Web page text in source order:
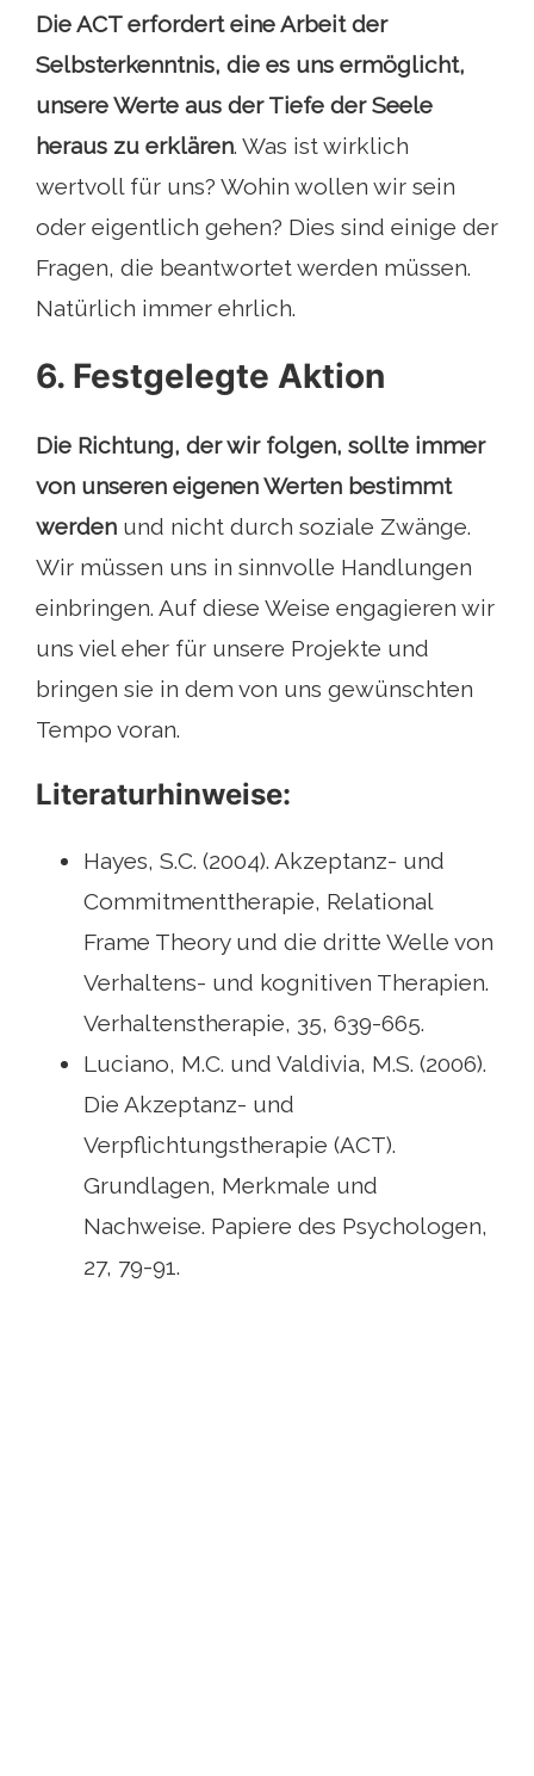
Die ACT erfordert eine Arbeit der
Selbsterkenntnis, die es uns ermöglicht,
unsere Werte aus der Tiefe der Seele
heraus zu erklären. Was ist wirklich
wertvoll für uns? Wohin wollen wir sein
oder eigentlich gehen? Dies sind einige der
Fragen, die beantwortet werden müssen.
Natürlich immer ehrlich.
6. Festgelegte Aktion
Die Richtung, der wir folgen, sollte immer
von unseren eigenen Werten bestimmt
werden und nicht durch soziale Zwänge.
Wir müssen uns in sinnvolle Handlungen
einbringen. Auf diese Weise engagieren wir
uns viel eher für unsere Projekte und
bringen sie in dem von uns gewünschten
Tempo voran.
Literaturhinweise:
Hayes, S.C. (2004). Akzeptanz- und
Commitmenttherapie, Relational
Frame Theory und die dritte Welle von
Verhaltens- und kognitiven Therapien.
Verhaltenstherapie, 35, 639-665.
Luciano, M.C. und Valdivia, M.S. (2006).
Die Akzeptanz- und
Verpflichtungstherapie (ACT).
Grundlagen, Merkmale und
Nachweise. Papiere des Psychologen,
27, 79-91.